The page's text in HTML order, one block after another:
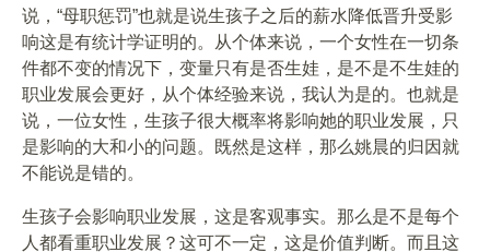
说，“母职惩罚”也就是说生孩子之后的薪水降低晋升受影
响这是有统计学证明的。从个体来说，一个女性在一切条
件都不变的情况下，变量只有是否生娃，是不是不生娃的
职业发展会更好，从个体经验来说，我认为是的。也就是
说，一位女性，生孩子很大概率将影响她的职业发展，只
是影响的大和小的问题。既然是这样，那么姚晨的归因就
不能说是错的。
生孩子会影响职业发展，这是客观事实。那么是不是每个
人都看重职业发展？这可不一定，这是价值判断。而且这